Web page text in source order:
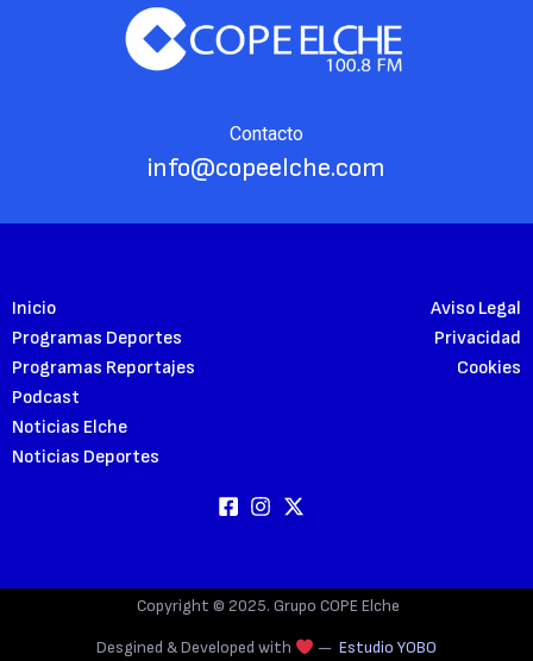
Contacto
info@copeelche.com
Inicio
Programas Deportes
Programas Reportajes
Podcast
Noticias Elche
Noticias Deportes
Aviso Legal
Privacidad
Cookies
Copyright © 2025. Grupo COPE Elche
Desgined & Developed with — Estudio YOBO